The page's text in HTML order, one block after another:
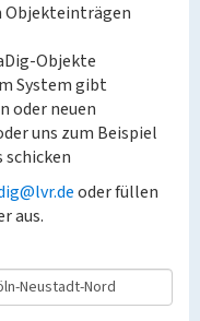
Objekteinträgen
Objekte
System gibt
oder neuen
uns zum Beispiel
oder füllen
aus.